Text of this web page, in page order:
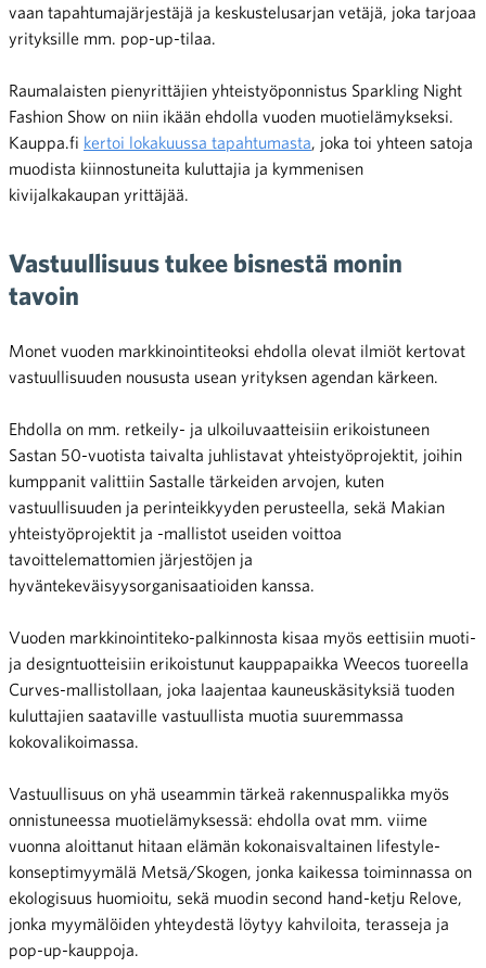
vaan tapahtumajärjestäjä ja keskustelusarjan vetäjä, joka tarjoaa
yrityksille mm. pop-up-tilaa.
Raumalaisten pienyrittäjien yhteistyöponnistus Sparkling Night
Fashion Show on niin ikään ehdolla vuoden muotielämykseksi.
Kauppa.fi kertoi lokakuussa tapahtumasta , joka toi yhteen satoja
muodista kiinnostuneita kuluttajia ja kymmenisen
kivijalkakaupan yrittäjää.
Vastuullisuus tukee bisnestä monin
tavoin
Monet vuoden markkinointiteoksi ehdolla olevat ilmiöt kertovat
vastuullisuuden noususta usean yrityksen agendan kärkeen.
Ehdolla on mm. retkeily- ja ulkoiluvaatteisiin erikoistuneen
Sastan 50-vuotista taivalta juhlistavat yhteistyöprojektit, joihin
kumppanit valittiin Sastalle tärkeiden arvojen, kuten
vastuullisuuden ja perinteikkyyden perusteella, sekä Makian
yhteistyöprojektit ja -mallistot useiden voittoa
tavoittelemattomien järjestöjen ja
hyväntekeväisyysorganisaatioiden kanssa.
Vuoden markkinointiteko-palkinnosta kisaa myös eettisiin muoti-
ja designtuotteisiin erikoistunut kauppapaikka Weecos tuoreella
Curves-mallistollaan, joka laajentaa kauneuskäsityksiä tuoden
kuluttajien saataville vastuullista muotia suuremmassa
kokovalikoimassa.
Vastuullisuus on yhä useammin tärkeä rakennuspalikka myös
onnistuneessa muotielämyksessä: ehdolla ovat mm. viime
vuonna aloittanut hitaan elämän kokonaisvaltainen lifestyle-
konseptimyymälä Metsä/Skogen, jonka kaikessa toiminnassa on
ekologisuus huomioitu, sekä muodin second hand-ketju Relove,
jonka myymälöiden yhteydestä löytyy kahviloita, terasseja ja
pop-up-kauppoja.